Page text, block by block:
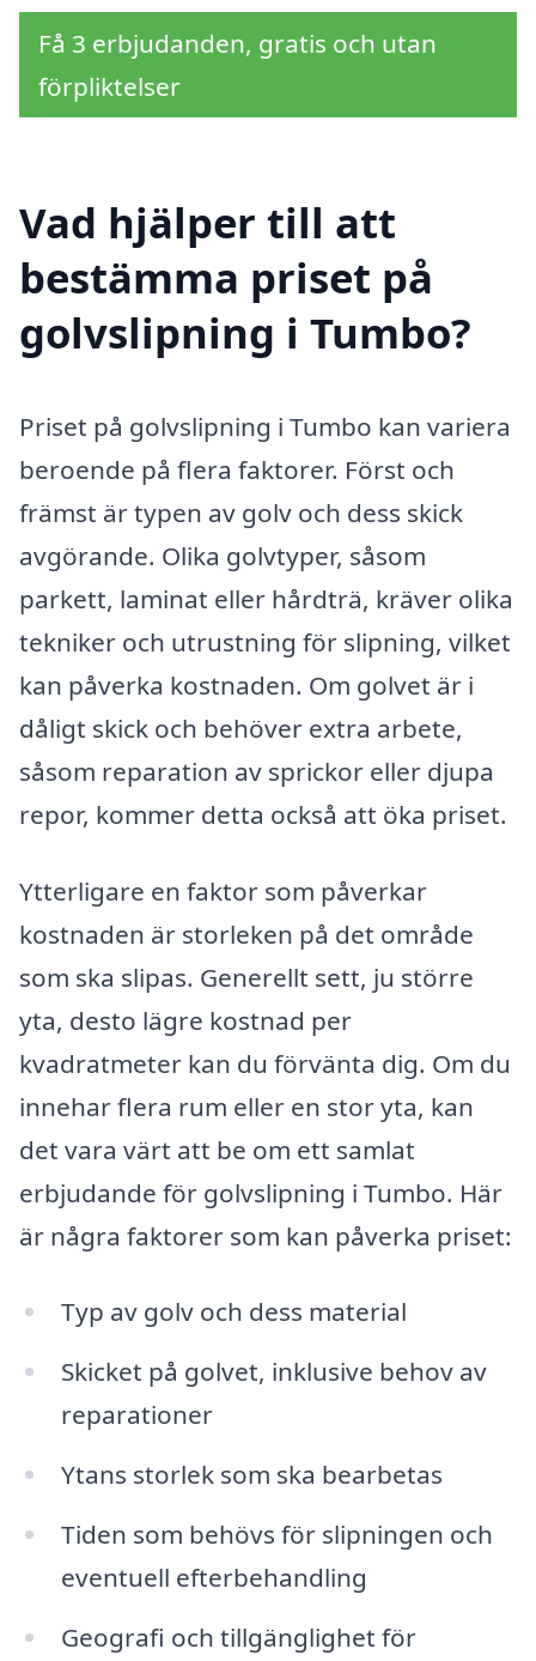
Få 3 erbjudanden, gratis och utan
förpliktelser
Vad hjälper till att
bestämma priset på
golvslipning i Tumbo?
Priset på golvslipning i Tumbo kan variera
beroende på flera faktorer. Först och
främst är typen av golv och dess skick
avgörande. Olika golvtyper, såsom
parkett, laminat eller hårdträ, kräver olika
tekniker och utrustning för slipning, vilket
kan påverka kostnaden. Om golvet är i
dåligt skick och behöver extra arbete,
såsom reparation av sprickor eller djupa
repor, kommer detta också att öka priset.
Ytterligare en faktor som påverkar
kostnaden är storleken på det område
som ska slipas. Generellt sett, ju större
yta, desto lägre kostnad per
kvadratmeter kan du förvänta dig. Om du
innehar flera rum eller en stor yta, kan
det vara värt att be om ett samlat
erbjudande för golvslipning i Tumbo. Här
är några faktorer som kan påverka priset:
Typ av golv och dess material
Skicket på golvet, inklusive behov av
reparationer
Ytans storlek som ska bearbetas
Tiden som behövs för slipningen och
eventuell efterbehandling
Geografi och tillgänglighet för